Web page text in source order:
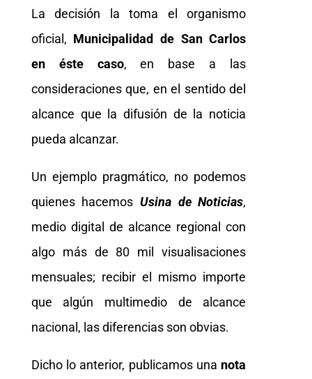
La decisión la toma el organismo
oficial, Municipalidad de San Carlos
en éste caso, en base a las
consideraciones que, en el sentido del
alcance que la difusión de la noticia
pueda alcanzar.
Un ejemplo pragmático, no podemos
quienes hacemos Usina de Noticias,
medio digital de alcance regional con
algo más de 80 mil visualisaciones
mensuales; recibir el mismo importe
que algún multimedio de alcance
nacional, las diferencias son obvias.
Dicho lo anterior, publicamos una nota